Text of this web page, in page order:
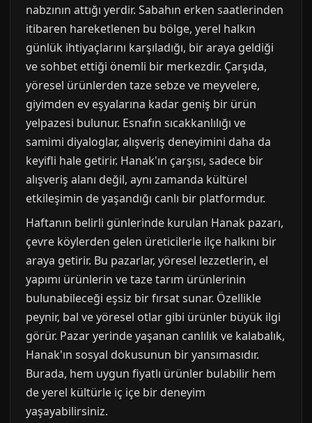
nabzının attığı yerdir. Sabahın erken saatlerinden
itibaren hareketlenen bu bölge, yerel halkın
günlük ihtiyaçlarını karşıladığı, bir araya geldiği
ve sohbet ettiği önemli bir merkezdir. Çarşıda,
yöresel ürünlerden taze sebze ve meyvelere,
giyimden ev eşyalarına kadar geniş bir ürün
yelpazesi bulunur. Esnafın sıcakkanlılığı ve
samimi diyaloglar, alışveriş deneyimini daha da
keyifli hale getirir. Hanak'ın çarşısı, sadece bir
alışveriş alanı değil, aynı zamanda kültürel
etkileşimin de yaşandığı canlı bir platformdur.
Haftanın belirli günlerinde kurulan Hanak pazarı,
çevre köylerden gelen üreticilerle ilçe halkını bir
araya getirir. Bu pazarlar, yöresel lezzetlerin, el
yapımı ürünlerin ve taze tarım ürünlerinin
bulunabileceği eşsiz bir fırsat sunar. Özellikle
peynir, bal ve yöresel otlar gibi ürünler büyük ilgi
görür. Pazar yerinde yaşanan canlılık ve kalabalık,
Hanak'ın sosyal dokusunun bir yansımasıdır.
Burada, hem uygun fiyatlı ürünler bulabilir hem
de yerel kültürle iç içe bir deneyim
yaşayabilirsiniz.